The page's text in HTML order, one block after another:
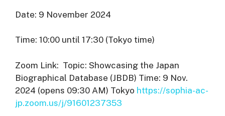
Date: 9 November 2024
Time: 10:00 until 17:30 (Tokyo time)
Zoom Link: Topic: Showcasing the Japan
Biographical Database (JBDB) Time: 9 Nov.
2024 (opens 09:30 AM) Tokyo https://sophia-ac-
jp.zoom.us/j/91601237353